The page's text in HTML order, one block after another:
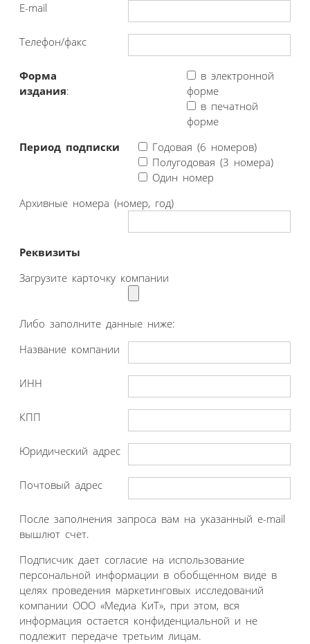
E-mail
Телефон/факс
Форма
издания:
в электронной
форме
в печатной
форме
Период подписки
Годовая (6 номеров)
Полугодовая (3 номера)
Один номер
Архивные номера (номер, год)
Реквизиты
Загрузите карточку компании
Либо заполните данные ниже:
Название компании
ИНН
КПП
Юридический адрес
Почтовый адрес
После заполнения запроса вам на указанный e-mail
вышлют счет.
Подписчик дает согласие на использование
персональной информации в обобщенном виде в
целях проведения маркетинговых исследований
компании ООО «Медиа КиТ», при этом, вся
информация остается конфиденциальной и не
подлежит передаче третьим лицам.